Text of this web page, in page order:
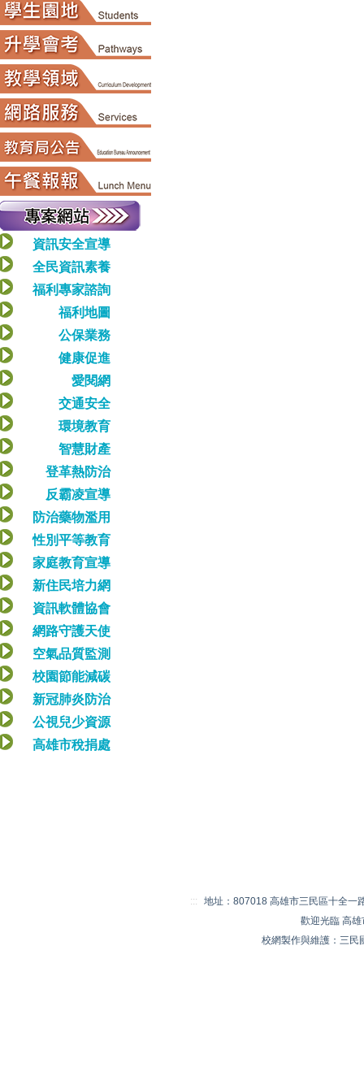
資訊安全宣導
全民資訊素養
福利專家諮詢
福利地圖
公保業務
健康促進
愛閱網
交通安全
環境教育
智慧財產
登革熱防治
反霸凌宣導
防治藥物濫用
性別平等教育
家庭教育宣導
新住民培力網
資訊軟體協會
網路守護天使
空氣品質監測
校園節能減碳
新冠肺炎防治
公視兒少資源
高雄市稅捐處
:::
地址：807018 高雄市三民區十全
歡迎光臨 高
校網製作與維護：三民